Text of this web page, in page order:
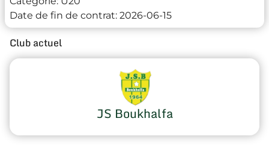
Date de fin de contrat: 2026-06-15
Club actuel
JS Boukhalfa